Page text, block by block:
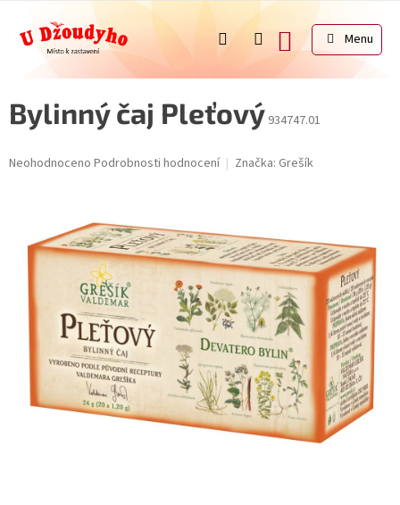
obsah
NÁKUPNÍ
KOŠÍK
Bylinný čaj Pleťový 934747.01
Průměrné
hvězdiček.
Neohodnoceno Podrobnosti hodnocení Značka: Grešík